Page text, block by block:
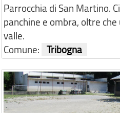
Parrocchia di San Martino.
panchine e ombra, oltre
valle.
Comune: Tribogna